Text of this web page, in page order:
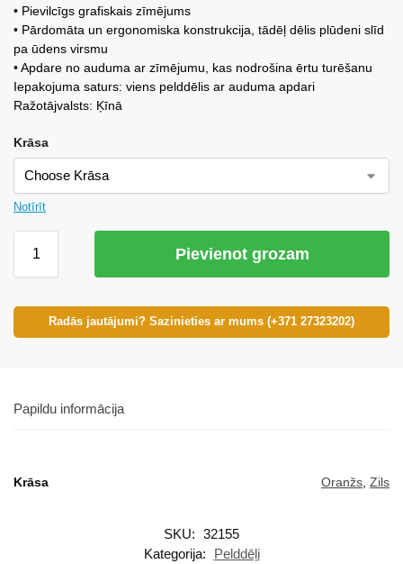
• Pievilcīgs grafiskais zīmējums
• Pārdomāta un ergonomiska konstrukcija, tādēļ dēlis plūdeni slīd
pa ūdens virsmu
• Apdare no auduma ar zīmējumu, kas nodrošina ērtu turēšanu
Iepakojuma saturs: viens pelddēlis ar auduma apdari
Ražotājvalsts: Ķīnā
Krāsa
Notīrīt
Pievienot grozam
Radās jautājumi? Sazinieties ar mums (+371 27323202)
Papildu informācija
Krāsa Oranžs Zils
SKU: 32155
Kategorija:
Pelddēļi